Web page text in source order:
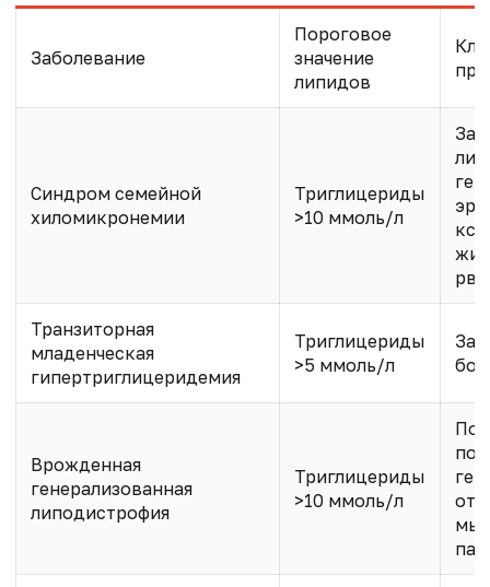
Заболевание
Пороговое
значение
липидов
Синдром семейной
хиломикронемии
Триглицериды
>10 ммоль/л
Транзиторная
младенческая
гипертриглицеридемия
Триглицериды
>5 ммоль/л
Врожденная
генерализованная
липодистрофия
Триглицериды
>10 ммоль/л